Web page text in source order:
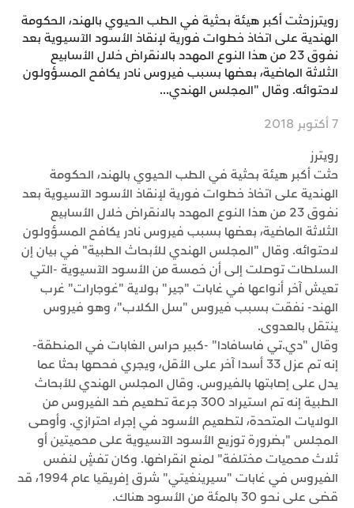
رويترزحثت أكبر هيئة بحثية في الطب الحيوي بالهند، الحكومة
الهندية على اتخاذ خطوات فورية لإنقاذ الأسود الآسيوية بعد
نفوق 23 من هذا النوع المهدد بالانقراض خلال الأسابيع
الثلاثة الماضية، بعضها بسبب فيروس نادر يكافح المسؤولون
لاحتوائه. وقال "المجلس الهندي...
7 أكتوبر 2018
رويترز
حثت أكبر هيئة بحثية في الطب الحيوي بالهند، الحكومة
الهندية على اتخاذ خطوات فورية لإنقاذ الأسود الآسيوية بعد
نفوق 23 من هذا النوع المهدد بالانقراض خلال الأسابيع
الثلاثة الماضية، بعضها بسبب فيروس نادر يكافح المسؤولون
لاحتوائه. وقال "المجلس الهندي للأبحاث الطبية" في بيان إن
السلطات توصلت إلى أن خمسة من الأسود الآسيوية -التي
تعيش آخر أنواعها في غابات "جير" بولاية "غوجارات" غرب
الهند- نفقت بسبب فيروس "سل الكلاب"، وهو فيروس
ينتقل بالعدوى.
وقال "دي.تي فاسافادا" -كبير حراس الغابات في المنطقة-
إنه تم عزل 33 أسدا آخر على الأقل، ويجري فحصها بحثا عما
يدل على إصابتها بالفيروس. وقال المجلس الهندي للأبحاث
الطبية إنه تم استيراد 300 جرعة تطعيم ضد الفيروس من
الولايات المتحدة، لتطعيم الأسود في إجراء احترازي. وأوصى
المجلس "بضرورة توزيع الأسود الآسيوية على محميتين أو
ثلاث محميات مختلفة" لمنع انقراضها. وكان تفشٍ لنفس
الفيروس في غابات "سيرينغيتي" شرق إفريقيا عام 1994، قد
قضى على نحو 30 بالمئة من الأسود هناك.